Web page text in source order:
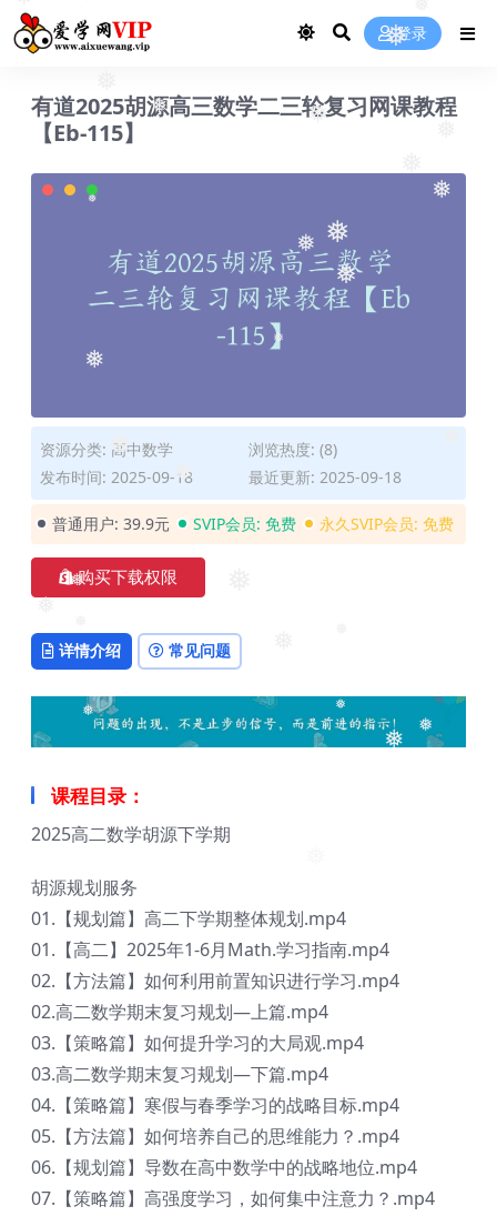
❅
❅
❅
❅
❅
❅
❅
❅
❅
❅
❅ ❅
❅
❅
❅ ❅
登录
有道2025胡源高三数学二三轮复习网课教程
【Eb-115】
资源分类: 高中数学
浏览热度: (8)
发布时间: 2025-09-18
最近更新: 2025-09-18
普通用户: 39.9元 SVIP会员: 免费 永久SVIP会员: 免费
购买下载权限
详情介绍 常见问题
课程目录：
2025高二数学胡源下学期
胡源规划服务
01.【规划篇】高二下学期整体规划.mp4
01.【高二】2025年1-6月Math.学习指南.mp4
02.【方法篇】如何利用前置知识进行学习.mp4
02.高二数学期末复习规划—上篇.mp4
03.【策略篇】如何提升学习的大局观.mp4
03.高二数学期末复习规划—下篇.mp4
04.【策略篇】寒假与春季学习的战略目标.mp4
05.【方法篇】如何培养自己的思维能力？.mp4
06.【规划篇】导数在高中数学中的战略地位.mp4
07.【策略篇】高强度学习，如何集中注意力？.mp4